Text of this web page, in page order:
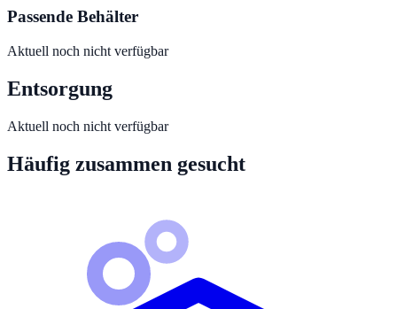
Passende Behälter
Aktuell noch nicht verfügbar
Entsorgung
Aktuell noch nicht verfügbar
Häufig zusammen gesucht